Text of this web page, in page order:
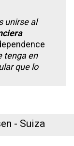
unirse al
tenga en
que lo
- Suiza